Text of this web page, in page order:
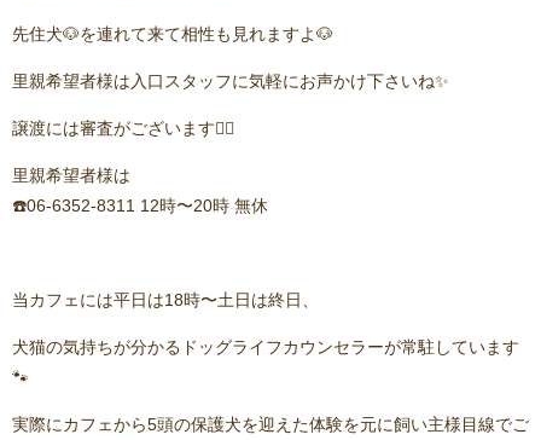
先住犬🐶を連れて来て相性も見れますよ🐶
里親希望者様は入口スタッフに気軽にお声かけ下さいね✨
譲渡には審査がございます🙇‍♂️
里親希望者様は
☎️06-6352-8311 12時〜20時 無休
当カフェには平日は18時〜土日は終日、
犬猫の気持ちが分かるドッグライフカウンセラーが常駐しています
🐾
実際にカフェから5頭の保護犬を迎えた体験を元に飼い主様目線でご